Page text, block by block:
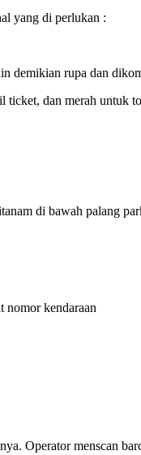
yang di perlukan :
demikian rupa dan
dan merah untuk
di bawah palang
nomor kendaraan
Operator menscan